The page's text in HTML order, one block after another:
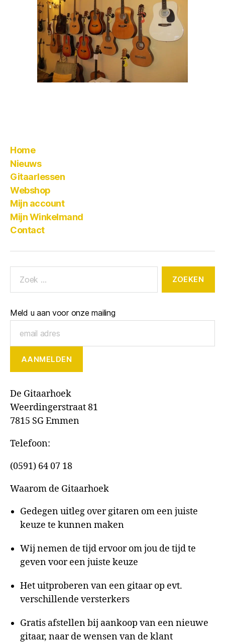
Home
Nieuws
Gitaarlessen
Webshop
Mijn account
Mijn Winkelmand
Contact
Meld u aan voor onze mailing
De Gitaarhoek
Weerdingerstraat 81
7815 SG Emmen
Telefoon:
(0591) 64 07 18
Waarom de Gitaarhoek
Gedegen uitleg over gitaren om een juiste
keuze te kunnen maken
Wij nemen de tijd ervoor om jou de tijd te
geven voor een juiste keuze
Het uitproberen van een gitaar op evt.
verschillende versterkers
Gratis afstellen bij aankoop van een nieuwe
gitaar, naar de wensen van de klant